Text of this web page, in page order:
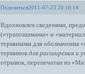
Поделиться2011-07-23 20:16:14
Вдохновлен сведенями,
(«трапошаманы» и
терминами для обозначения
терминовдля расширения и
отрывок, перепечатан из